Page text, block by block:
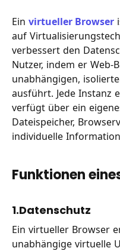
Ein virtueller Browser
auf
verbessert den
Nutzer, indem er Web-
unabhängigen,
ausführt. Jede Instanz
verfügt über ein
Dateispeicher,
individuelle
Funktionen
1.Datenschutz
Ein virtueller Browser
unabhängige virtuelle